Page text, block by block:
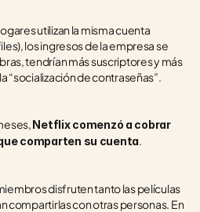
utilizan la misma cuenta
los ingresos de la empresa se
tendrían más suscriptores y más
“socialización de contraseñas”.
Netflix comenzó a cobrar
comparten su cuenta.
disfruten tanto las películas
compartirlas con otras personas. En